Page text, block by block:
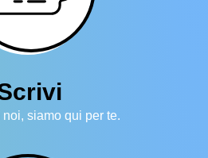
siamo qui per te.